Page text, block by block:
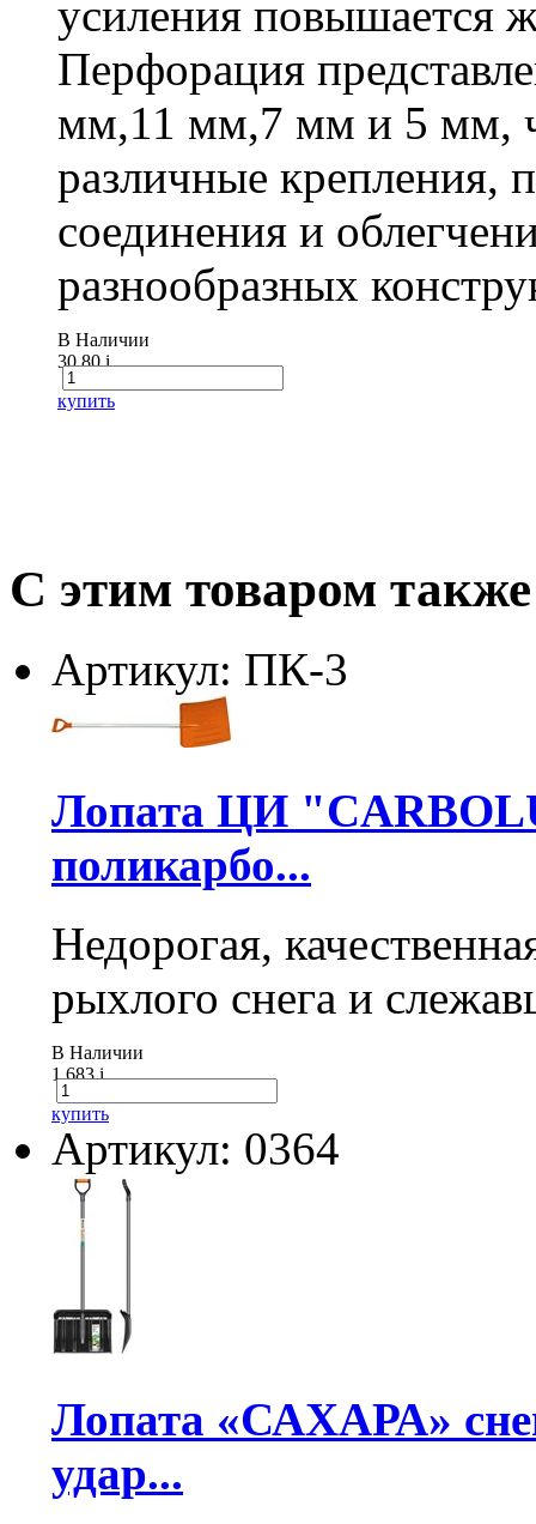
усиления повышается
Перфорация
мм,11 мм,7 мм и 5 мм,
различные
соединения и
разнообразных
В Наличии
30.80i
купить
С этим товаром
Артикул: ПК-3
Лопата ЦИ
поликарбо...
Недорогая,
рыхлого снега и
В Наличии
1 683i
купить
Артикул: 0364
Лопата «САХАРА»
удар...